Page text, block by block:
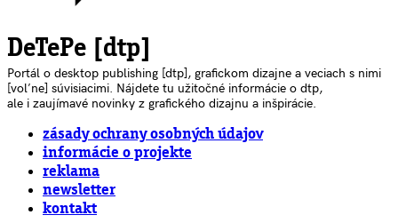
DeTePe [dtp]
Portál o desktop publishing [dtp], grafickom dizajne a veciach s nimi
[voľne] súvisiacimi. Nájdete tu užitočné informácie o dtp,
ale i zaujímavé novinky z grafického dizajnu a inšpirácie.
zásady ochrany osobných údajov
informácie o projekte
reklama
newsletter
kontakt